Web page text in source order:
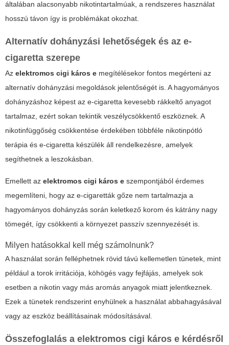
általában alacsonyabb nikotintartalmúak, a rendszeres használat
hosszú távon így is problémákat okozhat.
Alternatív dohányzási lehetőségek és az e-
cigaretta szerepe
Az elektromos cigi káros e megítélésekor fontos megérteni az
alternatív dohányzási megoldások jelentőségét is. A hagyományos
dohányzáshoz képest az e-cigaretta kevesebb rákkeltő anyagot
tartalmaz, ezért sokan tekintik veszélycsökkentő eszköznek. A
nikotinfüggőség csökkentése érdekében többféle nikotinpótló
terápia és e-cigaretta készülék áll rendelkezésre, amelyek
segíthetnek a leszokásban.
Emellett az elektromos cigi káros e szempontjából érdemes
megemlíteni, hogy az e-cigaretták gőze nem tartalmazja a
hagyományos dohányzás során keletkező korom és kátrány nagy
tömegét, így csökkenti a környezet passzív szennyezését is.
Milyen hatásokkal kell még számolnunk?
A használat során felléphetnek rövid távú kellemetlen tünetek, mint
például a torok irritációja, köhögés vagy fejfájás, amelyek sok
esetben a nikotin vagy más aromás anyagok miatt jelentkeznek.
Ezek a tünetek rendszerint enyhülnek a használat abbahagyásával
vagy az eszköz beállításainak módosításával.
Összefoglalás a elektromos cigi káros e kérdésről